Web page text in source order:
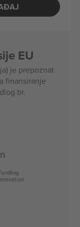
EU
je prepoznat
finansiranje
br.